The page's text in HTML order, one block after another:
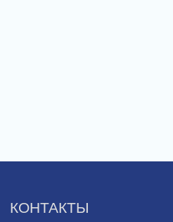
КОНТАКТЫ